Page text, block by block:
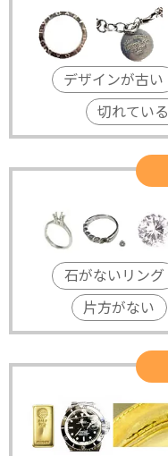
デザインが古い
切れている
石がないリング
片方がない